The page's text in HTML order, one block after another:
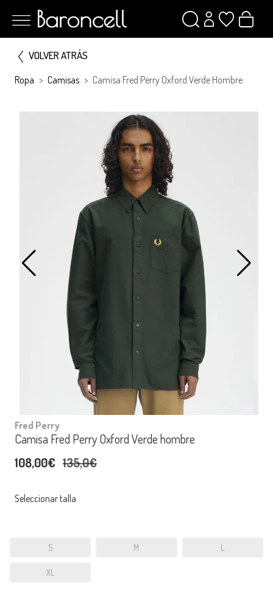
VOLVER ATRÁS
Ropa Camisas Camisa Fred Perry Oxford Verde Hombre
Fred Perry
Camisa Fred Perry Oxford Verde hombre
108,00€ 135,0€
Seleccionar talla
S M L
XL